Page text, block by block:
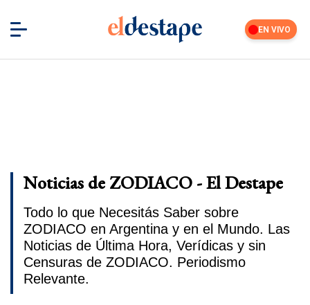
EN VIVO
Noticias de ZODIACO - El Destape
Todo lo que Necesitás Saber sobre
ZODIACO en Argentina y en el Mundo. Las
Noticias de Última Hora, Verídicas y sin
Censuras de ZODIACO. Periodismo
Relevante.